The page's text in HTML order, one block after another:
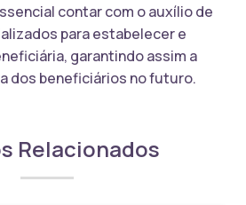
contar com o auxílio de
para estabelecer e
garantindo assim a
dos beneficiários no futuro.
Relacionados